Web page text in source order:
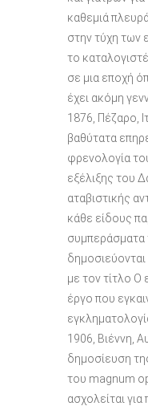
καθεμιά
στην τύχη των
το
σε μια εποχή
έχει ακόμη
1876, Πέζαρο,
βαθύτατα
φρενολογία
εξέλιξης του
αταβιστικής
κάθε είδους
συμπεράσματα
με τον τίτλο Ο
έργο που
1906, Βιέννη,
δημοσίευση
του magnum
ασχολείται